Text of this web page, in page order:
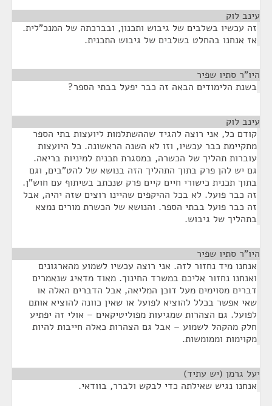
עינב לוק
זה עכשיו בשלבים של גיבוש ותכנון, ובברכתה של המנכ"לית.
אז אנחנו בהחלט בשלבים של גיבוש התכנית.
היו"ר סתיו שפיר
בשנת הלימודים הבאה זה כבר יפעל בבתי הספר?
עינב לוק
קודם כל, אני רוצה להגיד שההשתלמות ליועצות בתי הספר
מתקיימת כבר עכשיו, וזו לא השנה הראשונה. כל היועצות
עוברות תהליך של הכשרה, במסגרת תכנית למיניות בריאה.
גם יש להן פרק בתוך התהליך הזה בנושא של להט"בים, וגם
בתוך תכנית כישורי חיים קיים פרק שנכתב בשיתוף עם חוש"ן.
זה כבר פועל. לא בכל ההיקפים שהיינו רוצים שזה יהיה, אבל
זה כבר פועל בבתי הספר. והנושא של הכשרת מורים נמצא
בתהליך של גיבוש.
היו"ר סתיו שפיר
אנחנו מיד נחזור לזה. אני רוצה עכשיו לשמוע מהארגונים
ואנחנו נחזור אליכם במשרד החינוך. מאוד מדאיג שנאמרים
דברים מסוימים מעל דוכן המליאה, אבל הדברים האלה או
שאי אפשר בכלל להוציא לפועל או שאין כוונה להוציא אותם
לפועל. גם הצהרות שמגיעות מפוליטיקאים – אולי זה יפתיע
חלק מהקהל לשמוע – אבל גם הצהרות כאלה חייבות להיות
מקוימות וממומשות.
יעל גרמן (יש עתיד)
אנחנו נגיש שאילתה כדי לבקש ולברר, בוודאי.